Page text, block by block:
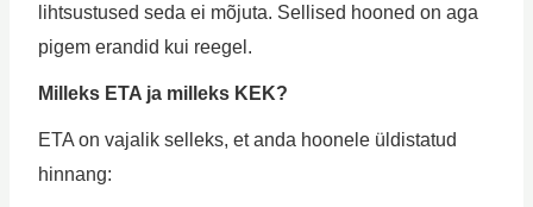
lihtsustused seda ei mõjuta. Sellised hooned on aga
pigem erandid kui reegel.
Milleks ETA ja milleks KEK?
ETA on vajalik selleks, et anda hoonele üldistatud
hinnang: